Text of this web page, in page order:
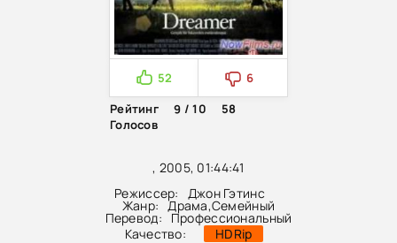
, 2005, 01:44:41
Режиссер:
Джон Гэтинс
Жанр: Драма,Семейный
Перевод:
Профессиональный
Качество:
HDRip
52
6
Рейтинг
9 / 10
58
Голосов